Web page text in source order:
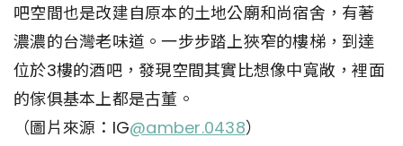
吧空間也是改建自原本的土地公廟和尚宿舍，有著
濃濃的台灣老味道。一步步踏上狹窄的樓梯，到達
位於3樓的酒吧，發現空間其實比想像中寬敞，裡面
的傢俱基本上都是古董。
（圖片來源：IG@amber.0438）